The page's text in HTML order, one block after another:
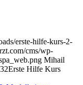
erste-hilfe-kurs-2-
cms/wp-
Mihail
Erste Hilfe Kurs